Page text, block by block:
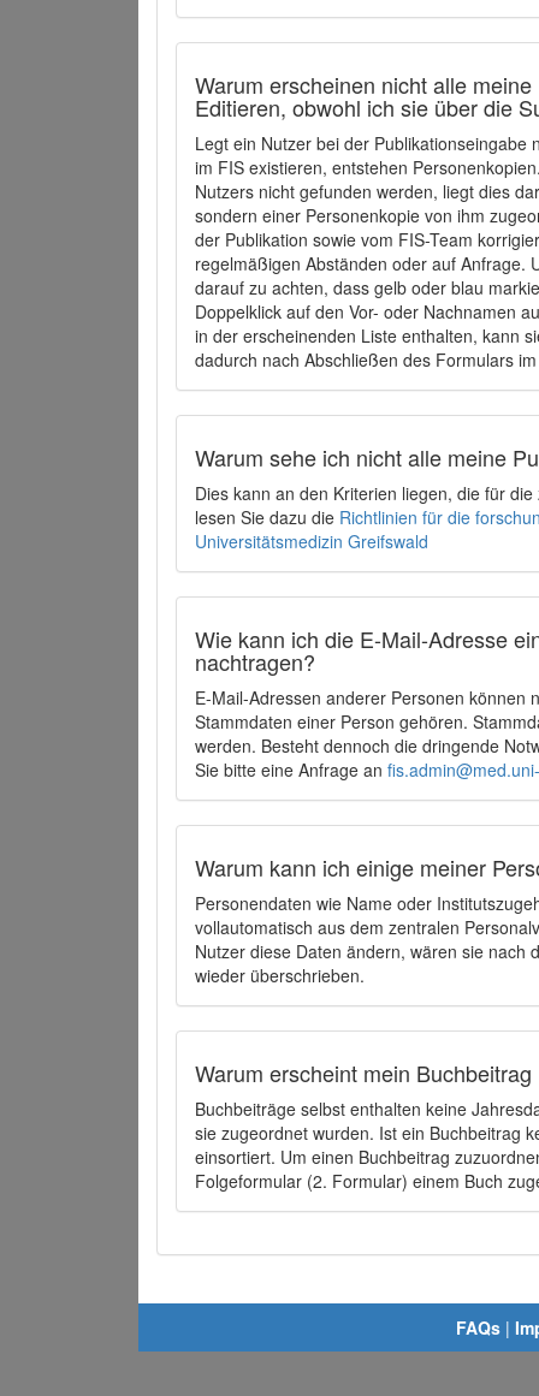
Warum erscheinen nicht alle
Editieren, obwohl ich sie über die
Legt ein Nutzer bei der
im FIS existieren, entstehen
Nutzers nicht gefunden werden, liegt dies
sondern einer Personenkopie von ihm
der Publikation sowie vom FIS-Team
regelmäßigen Abständen oder auf Anfrage.
darauf zu achten, dass gelb oder blau
Doppelklick auf den Vor- oder Nachnamen
in der erscheinenden Liste enthalten, kann
dadurch nach Abschließen des Formulars
Warum sehe ich nicht alle meine
Dies kann an den Kriterien liegen, die für
lesen Sie dazu die Richtlinien für die
Universitätsmedizin Greifswald
Wie kann ich die E-Mail-Adresse
nachtragen?
E-Mail-Adressen anderer Personen können
Stammdaten einer Person gehören.
werden. Besteht dennoch die dringende
Sie bitte eine Anfrage an
Warum kann ich einige meiner
Personendaten wie Name oder
vollautomatisch aus dem zentralen
Nutzer diese Daten ändern, wären sie
wieder überschrieben.
Warum erscheint mein
Buchbeiträge selbst enthalten keine
sie zugeordnet wurden. Ist ein Buchbeitrag
einsortiert. Um einen Buchbeitrag
Folgeformular (2. Formular) einem Buch
FAQs |